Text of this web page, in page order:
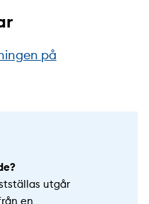
på
utgår
en